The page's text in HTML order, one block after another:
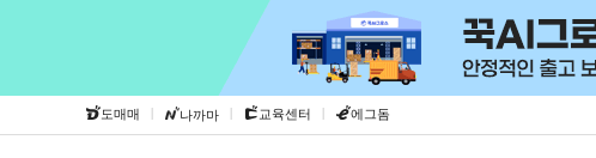
도매매 | 나까마 | 교육센터 | 에그돔